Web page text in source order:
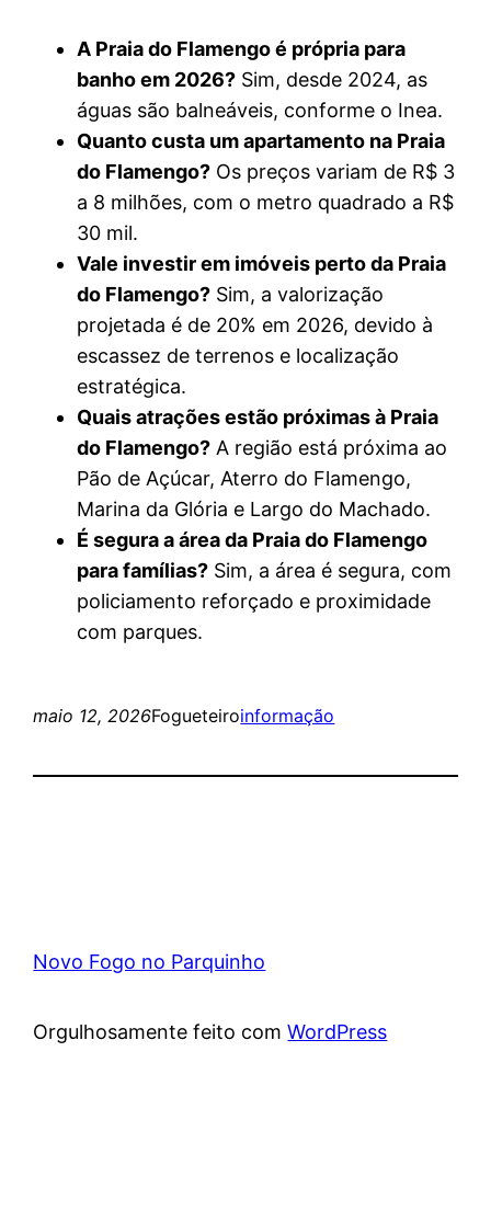
A Praia do Flamengo é própria para
banho em 2026? Sim, desde 2024, as
águas são balneáveis, conforme o Inea.
Quanto custa um apartamento na Praia
do Flamengo? Os preços variam de R$ 3
a 8 milhões, com o metro quadrado a R$
30 mil.
Vale investir em imóveis perto da Praia
do Flamengo? Sim, a valorização
projetada é de 20% em 2026, devido à
escassez de terrenos e localização
estratégica.
Quais atrações estão próximas à Praia
do Flamengo? A região está próxima ao
Pão de Açúcar, Aterro do Flamengo,
Marina da Glória e Largo do Machado.
É segura a área da Praia do Flamengo
para famílias? Sim, a área é segura, com
policiamento reforçado e proximidade
com parques.
maio 12, 2026Fogueteiroinformação
Novo Fogo no Parquinho
Orgulhosamente feito comWordPress